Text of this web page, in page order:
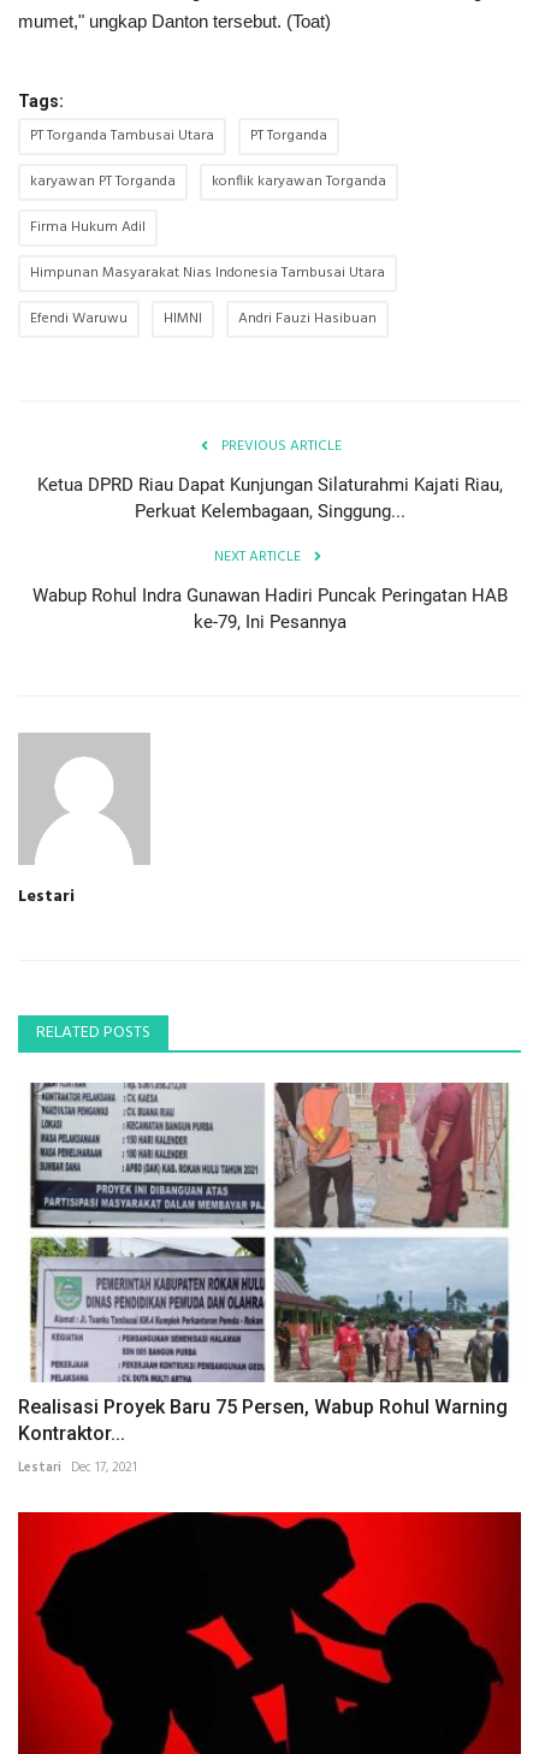
mumet," ungkap Danton tersebut. (Toat)
Tags:
PT Torganda Tambusai Utara
PT Torganda
karyawan PT Torganda
konflik karyawan Torganda
Firma Hukum Adil
Himpunan Masyarakat Nias Indonesia Tambusai Utara
Efendi Waruwu
HIMNI Andri Fauzi Hasibuan
PREVIOUS ARTICLE
Ketua DPRD Riau Dapat Kunjungan Silaturahmi Kajati Riau,
Perkuat Kelembagaan, Singgung...
NEXT ARTICLE
Wabup Rohul Indra Gunawan Hadiri Puncak Peringatan HAB
ke-79, Ini Pesannya
Lestari
RELATED POSTS
Realisasi Proyek Baru 75 Persen, Wabup Rohul Warning
Kontraktor...
Lestari Dec 17, 2021